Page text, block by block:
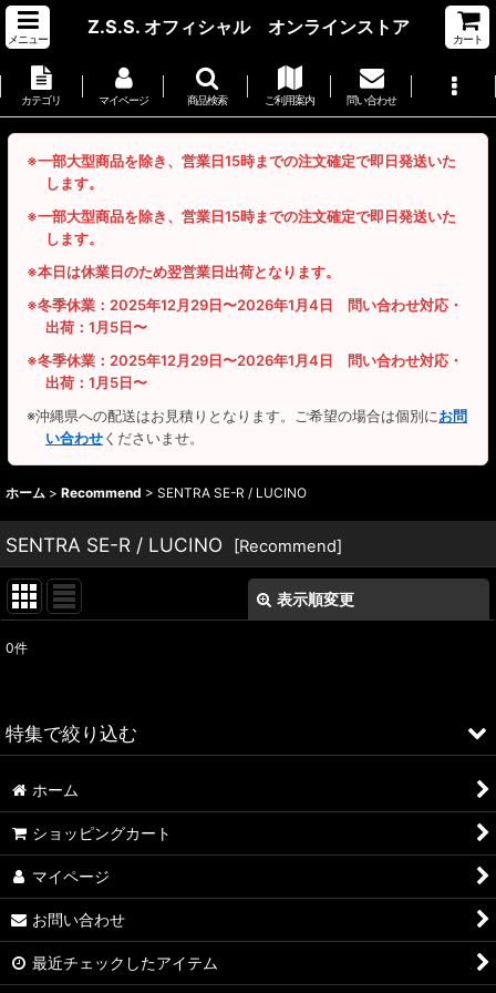
メニュー
Z.S.S. オフィシャル オンラインストア
カート
カテゴリ マイページ 商品検索 ご利用案内 問い合わせ
※一部大型商品を除き、営業日15時までの注文確定で即日発送いた
します。
※一部大型商品を除き、営業日15時までの注文確定で即日発送いた
します。
※本日は休業日のため翌営業日出荷となります。
※冬季休業：2025年12月29日〜2026年1月4日 問い合わせ対応・
出荷：1月5日〜
※冬季休業：2025年12月29日〜2026年1月4日 問い合わせ対応・
出荷：1月5日〜
※沖縄県への配送はお見積りとなります。ご希望の場合は個別にお問
い合わせくださいませ。
ホーム > Recommend > SENTRA SE-R / LUCINO
SENTRA SE-R / LUCINO [Recommend]
表示順変更
並び順:
0件
特集で絞り込む
ALFA ROMEO > 156
ALFA ROMEO > 147
ALFA ROMEO > 159
A4
ホーム
ショッピングカート
マイページ
お問い合わせ
最近チェックしたアイテム